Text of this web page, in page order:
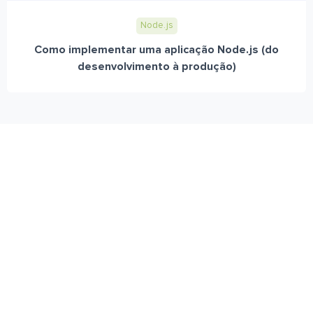
Node.js
Como implementar uma aplicação Node.js (do
desenvolvimento à produção)